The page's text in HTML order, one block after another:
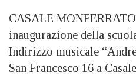
CASALE
inaugurazione della
Indirizzo musicale
San Francesco 16 a